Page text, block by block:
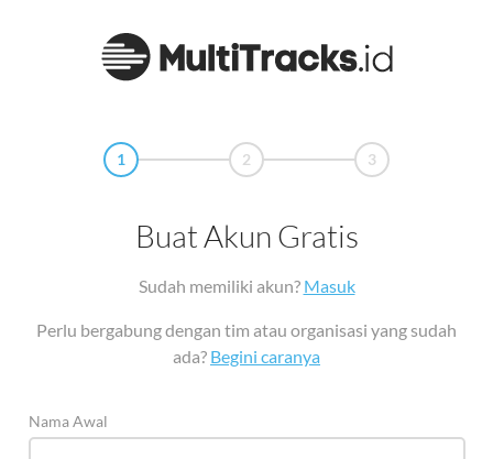
1 2 3
Buat Akun Gratis
Sudah memiliki akun? Masuk
Perlu bergabung dengan tim atau organisasi yang sudah
ada? Begini caranya
Nama Awal